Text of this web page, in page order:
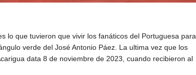
lo que tuvieron que vivir los fanáticos del Portuguesa para
verde del José Antonio Páez. La ultima vez que los
data 8 de noviembre de 2023, cuando recibieron al